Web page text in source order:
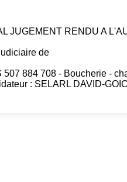
JUGEMENT RENDU A
de
507 884 708 - Boucherie -
: SELARL DAVID-